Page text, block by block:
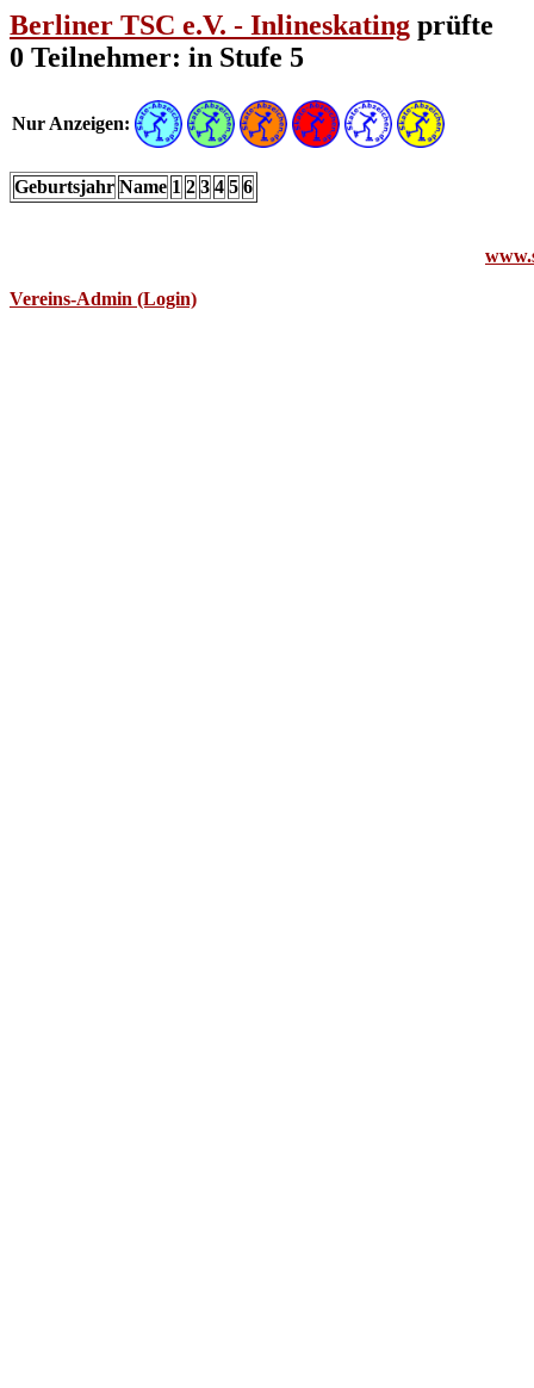
Berliner TSC e.V. - Inlineskating prüfte
0 Teilnehmer: in Stufe 5
Nur Anzeigen:
Geburtsjahr Name 1 2 3 4 5 6
Vereins-Admin (Login)